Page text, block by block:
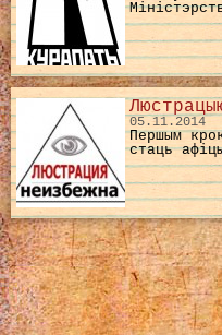
05.11.2014
Першым
стаць